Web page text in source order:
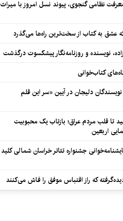
نظامی گنجوی، پیوند نسل امروز با میراث
عشق به کتاب از سخت‌ترین راه‌ها می‌گذرد
نویسنده و روزنامه‌نگار پیشکسوت درگذشت
کتاب‌خوانی
از ۶ اثر نویسندگان دلیجان در آیین «سر این قلم
تا قلب مردم عراق؛ بازتاب یک محبوبیت
اربعین
جشنواره تئاتر خراسان شمالی کلید
که راز اقتباس موفق را فاش می‌کنند